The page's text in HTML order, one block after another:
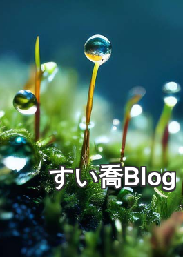
すい喬Blog